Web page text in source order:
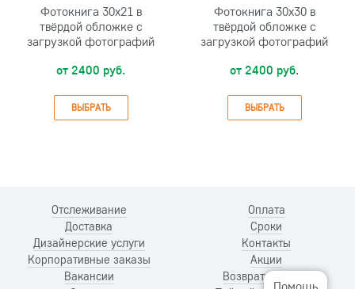
Помощь
Фотокнига 30х21 в
твёрдой обложке с
загрузкой фотографий
от 2400 руб.
ВЫБРАТЬ
Фотокнига 30х30 в
твёрдой обложке с
загрузкой фотографий
от 2400 руб.
ВЫБРАТЬ
Отслеживание
Доставка
Оплата
Сроки
Дизайнерские услуги
Корпоративные заказы
Контакты
Акции
Вакансии
Возврат и обмен